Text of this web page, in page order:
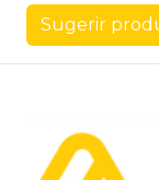
Sugerir